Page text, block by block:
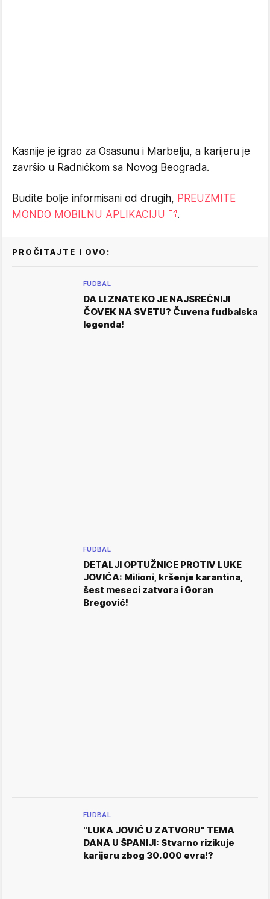
Kasnije je igrao za Osasunu i Marbelju, a karijeru je
završio u Radničkom sa Novog Beograda.
Budite bolje informisani od drugih, PREUZMITE
MONDO MOBILNU APLIKACIJU
.
PROČITAJTE I OVO:
FUDBAL
DA LI ZNATE KO JE NAJSREĆNIJI
ČOVEK NA SVETU? Čuvena fudbalska
legenda!
FUDBAL
DETALJI OPTUŽNICE PROTIV LUKE
JOVIĆA: Milioni, kršenje karantina,
šest meseci zatvora i Goran
Bregović!
FUDBAL
"LUKA JOVIĆ U ZATVORU" TEMA
DANA U ŠPANIJI: Stvarno rizikuje
karijeru zbog 30.000 evra!?